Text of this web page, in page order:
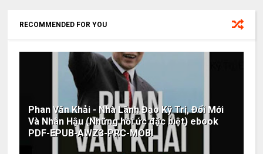
RECOMMENDED FOR YOU
Phan Văn Khải - Nhà Lãnh Đạo Kỹ Trị, Đổi Mới
Và Nhân Hậu (Những hồi ức đặc biệt) ebook
PDF-EPUB-AWZ3-PRC-MOBI